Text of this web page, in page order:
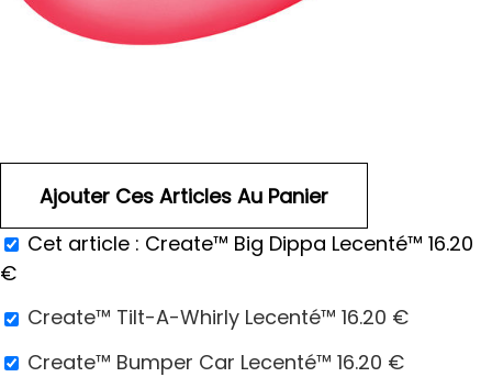
Cet article : Create™ Big Dippa Lecenté™ 16.20
€
Create™ Tilt-A-Whirly Lecenté™ 16.20 €
Create™ Bumper Car Lecenté™ 16.20 €